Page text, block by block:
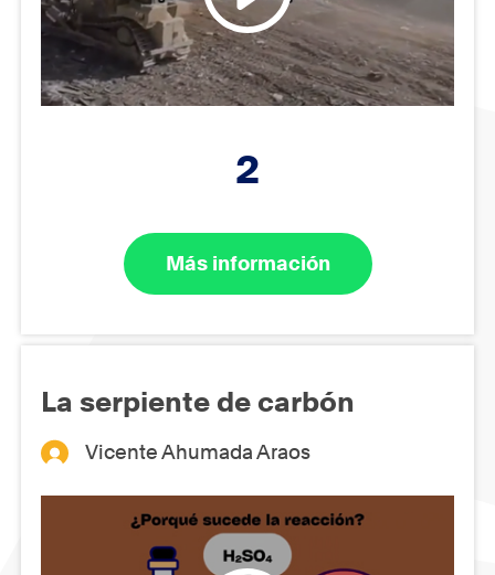
2
Más información
La serpiente de carbón
Vicente Ahumada Araos